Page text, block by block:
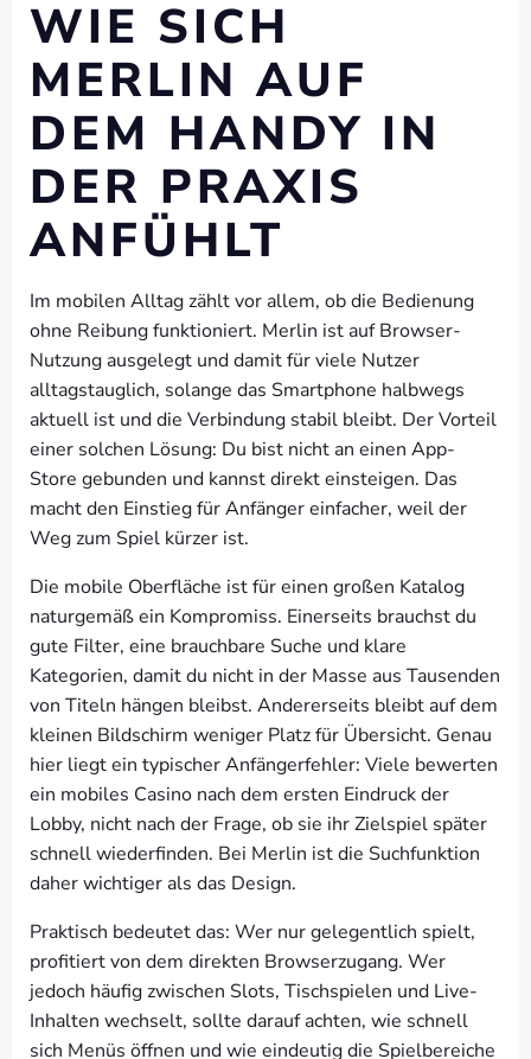
WIE SICH
MERLIN AUF
DEM HANDY IN
DER PRAXIS
ANFÜHLT
Im mobilen Alltag zählt vor allem, ob die Bedienung
ohne Reibung funktioniert. Merlin ist auf Browser-
Nutzung ausgelegt und damit für viele Nutzer
alltagstauglich, solange das Smartphone halbwegs
aktuell ist und die Verbindung stabil bleibt. Der Vorteil
einer solchen Lösung: Du bist nicht an einen App-
Store gebunden und kannst direkt einsteigen. Das
macht den Einstieg für Anfänger einfacher, weil der
Weg zum Spiel kürzer ist.
Die mobile Oberfläche ist für einen großen Katalog
naturgemäß ein Kompromiss. Einerseits brauchst du
gute Filter, eine brauchbare Suche und klare
Kategorien, damit du nicht in der Masse aus Tausenden
von Titeln hängen bleibst. Andererseits bleibt auf dem
kleinen Bildschirm weniger Platz für Übersicht. Genau
hier liegt ein typischer Anfängerfehler: Viele bewerten
ein mobiles Casino nach dem ersten Eindruck der
Lobby, nicht nach der Frage, ob sie ihr Zielspiel später
schnell wiederfinden. Bei Merlin ist die Suchfunktion
daher wichtiger als das Design.
Praktisch bedeutet das: Wer nur gelegentlich spielt,
profitiert von dem direkten Browserzugang. Wer
jedoch häufig zwischen Slots, Tischspielen und Live-
Inhalten wechselt, sollte darauf achten, wie schnell
sich Menüs öffnen und wie eindeutig die Spielbereiche